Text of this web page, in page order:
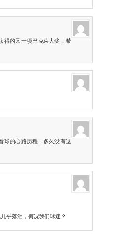
得的又一项巴克莱大奖，希
球的心路历程，多久没有这
乎落泪，何况我们球迷？